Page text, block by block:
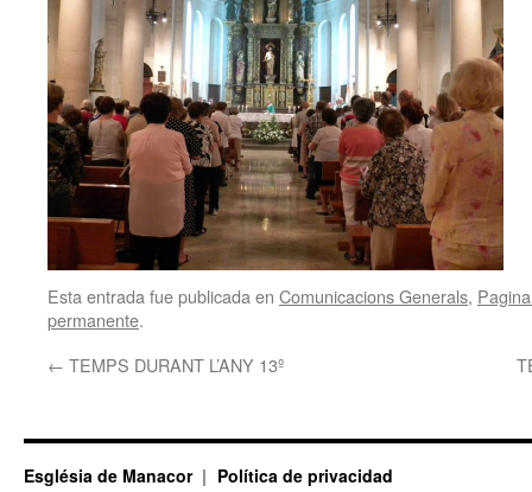
Esta entrada fue publicada en Comunicacions Generals,
permanente.
← TEMPS DURANT L’ANY 13º
Església de Manacor Política de privacidad